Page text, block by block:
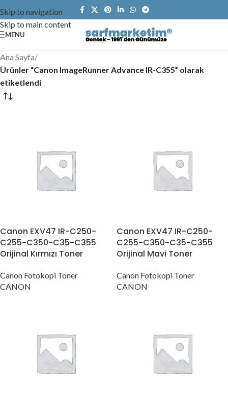
Skip to navigation
Skip to main content
MENU
Ana Sayfa/
Ürünler “Canon ImageRunner Advance IR-C355” olarak
etiketlendi
Canon EXV47 IR-C250-
C255-C350-C35-C355
Orijinal Kırmızı Toner
Canon Fotokopi Toner
CANON
Canon EXV47 IR-C250-
C255-C350-C35-C355
Orijinal Mavi Toner
Canon Fotokopi Toner
CANON